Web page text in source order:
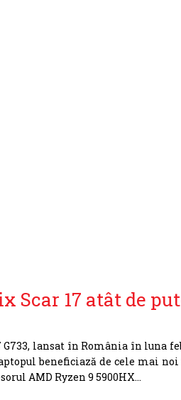
Scar 17 atât de
G733, lansat în România în luna
beneficiază de cele mai
AMD Ryzen 9 5900HX